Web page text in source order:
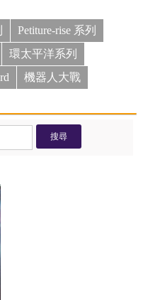
Petiture-rise 系列
環太平洋系列
機器人大戰
搜尋